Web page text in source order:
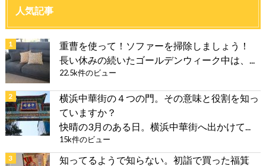
人気記事
重曹を使って！ソファーを掃除しましょう！
長い休みの続いたゴールデンウィーク中は、...
22.5k件のビュー
横浜中華街の４つの門。その意味と役割を知っ
ていますか？
快晴の3月のある日。横浜中華街へ出かけて...
15k件のビュー
知ってるようで知らない。初詣で買った福箕